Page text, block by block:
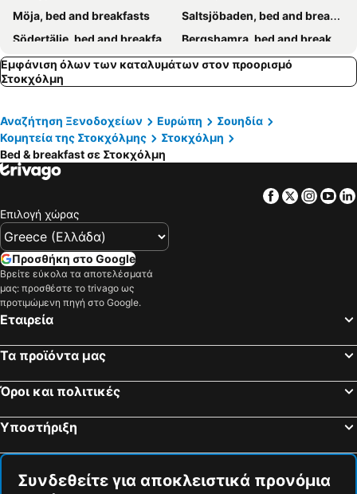
Möja, bed and breakfasts
Saltsjöbaden, bed and breakfasts
Södertälje, bed and breakfasts
Bergshamra, bed and breakfasts
Enhörna, bed and breakfasts
Järna, bed and breakfasts
Bro, bed and breakfasts
Ekerö, bed and breakfasts
Vällingby, bed and breakfasts
Skå, bed and breakfasts
Grödinge, bed and breakfasts
Huddinge, bed and breakfasts
Kungsängen, bed and breakfasts
Nacka, bed and breakfasts
Εμφάνιση όλων των καταλυμάτων στον προορισμό
Στοκχόλμη
Αναζήτηση Ξενοδοχείων Ευρώπη
Σουηδία
Κομητεία της Στοκχόλμης
Στοκχόλμη
Bed & breakfast σε Στοκχόλμη
Facebook
Twitter
Επιλογή χώρας
Προσθήκη στο Google
Βρείτε εύκολα τα αποτελέσματά
μας: προσθέστε το trivago ως
προτιμώμενη πηγή στο Google.
Εταιρεία
Τα προϊόντα μας
Όροι και πολιτικές
Υποστήριξη
Συνδεθείτε για αποκλειστικά προνόμια